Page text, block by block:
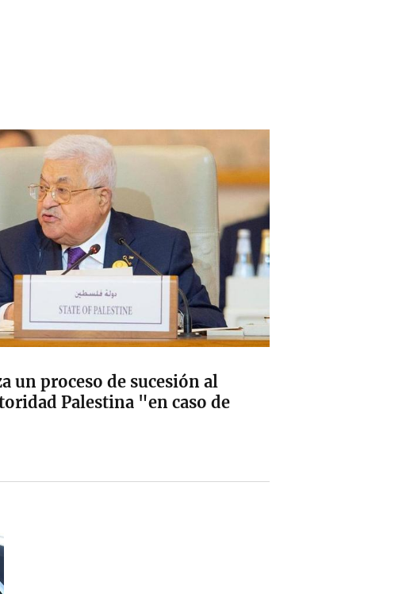
un proceso de sucesión al
Palestina "en caso de